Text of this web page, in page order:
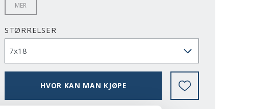
MER
STØRRELSER
HVOR KAN MAN KJØPE